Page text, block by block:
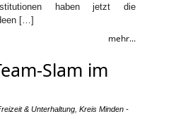
haben jetzt die
[…]
mehr...
Slam im
& Unterhaltung Kreis Minden -